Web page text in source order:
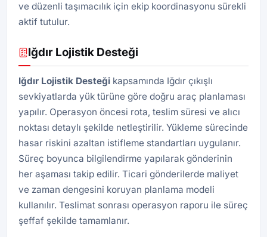
ve düzenli taşımacılık için ekip koordinasyonu sürekli
aktif tutulur.
Iğdır Lojistik Desteği
Iğdır Lojistik Desteği kapsamında Iğdır çıkışlı
sevkiyatlarda yük türüne göre doğru araç planlaması
yapılır. Operasyon öncesi rota, teslim süresi ve alıcı
noktası detaylı şekilde netleştirilir. Yükleme sürecinde
hasar riskini azaltan istifleme standartları uygulanır.
Süreç boyunca bilgilendirme yapılarak gönderinin
her aşaması takip edilir. Ticari gönderilerde maliyet
ve zaman dengesini koruyan planlama modeli
kullanılır. Teslimat sonrası operasyon raporu ile süreç
şeffaf şekilde tamamlanır.